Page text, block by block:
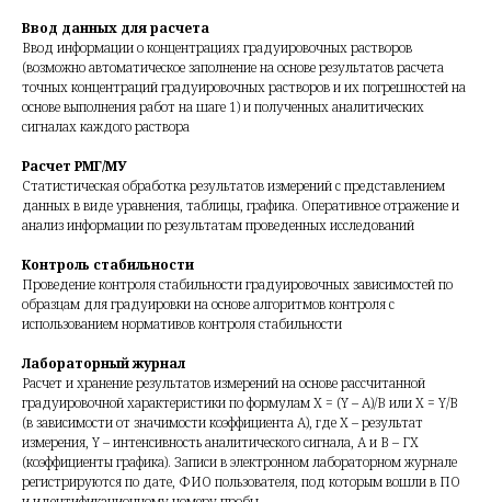
Ввод данных для расчета
Ввод информации о концентрациях градуировочных растворов
(возможно автоматическое заполнение на основе результатов расчета
точных концентраций градуировочных растворов и их погрешностей на
основе выполнения работ на шаге 1) и полученных аналитических
сигналах каждого раствора
Расчет РМГ/МУ
Статистическая обработка результатов измерений с представлением
данных в виде уравнения, таблицы, графика. Оперативное отражение и
анализ информации по результатам проведенных исследований
Контроль стабильности
Проведение контроля стабильности градуировочных зависимостей по
образцам для градуировки на основе алгоритмов контроля с
использованием нормативов контроля стабильности
Лабораторный журнал
Расчет и хранение результатов измерений на основе рассчитанной
градуировочной характеристики по формулам Х = (Y – A)/B или Х = Y/В
(в зависимости от значимости коэффициента А), где Х – результат
измерения, Y – интенсивность аналитического сигнала, А и В – ГХ
(коэффициенты графика). Записи в электронном лабораторном журнале
регистрируются по дате, ФИО пользователя, под которым вошли в ПО